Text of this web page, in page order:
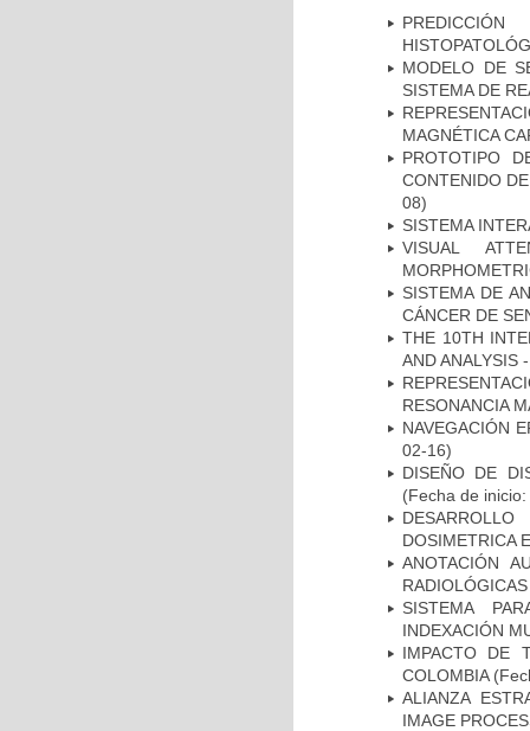
MODELO DE
SISTEMA DE
MAGNÉTICA
PROTOTIPO
CONTENIDO
08)
SISTEMA
VISUAL
SISTEMA DE
CÁNCER DE
THE 10TH
AND ANALYSIS
RESONANCIA
NAVEGACIÓN
02-16)
DISEÑO DE
(Fecha de
DOSIMETRICA
ANOTACIÓN
SISTEMA
INDEXACIÓN
IMPACTO DE
COLOMBIA
ALIANZA
IMAGE